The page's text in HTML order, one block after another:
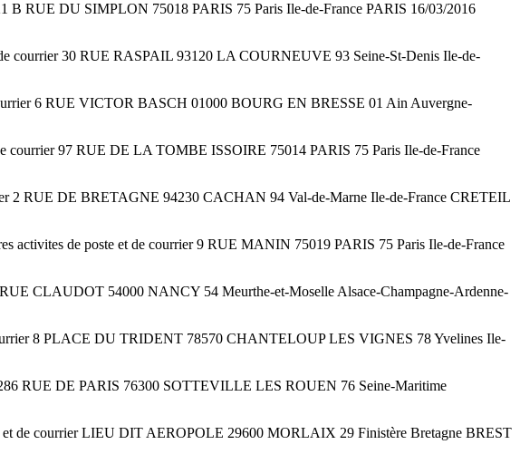
B RUE DU SIMPLON 75018 PARIS 75 Paris Ile-de-France PARIS 16/03/2016
courrier 30 RUE RASPAIL 93120 LA COURNEUVE 93 Seine-St-Denis Ile-de-
6 RUE VICTOR BASCH 01000 BOURG EN BRESSE 01 Ain Auvergne-
courrier 97 RUE DE LA TOMBE ISSOIRE 75014 PARIS 75 Paris Ile-de-France
2 RUE DE BRETAGNE 94230 CACHAN 94 Val-de-Marne Ile-de-France CRETEIL
de poste et de courrier 9 RUE MANIN 75019 PARIS 75 Paris Ile-de-France
CLAUDOT 54000 NANCY 54 Meurthe-et-Moselle Alsace-Champagne-Ardenne-
8 PLACE DU TRIDENT 78570 CHANTELOUP LES VIGNES 78 Yvelines Ile-
RUE DE PARIS 76300 SOTTEVILLE LES ROUEN 76 Seine-Maritime
et de courrier LIEU DIT AEROPOLE 29600 MORLAIX 29 Finistère Bretagne BREST